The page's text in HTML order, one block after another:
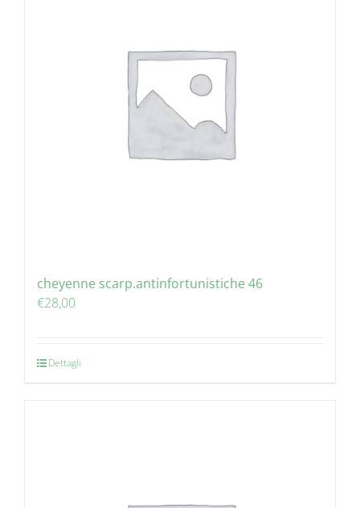
cheyenne scarp.antinfortunistiche 46
€28,00
Dettagli